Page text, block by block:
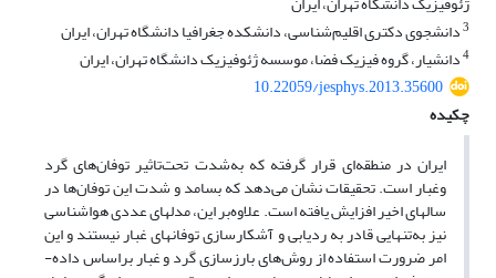
3دانشجوی دکتری اقلیم‌شناسی، دانشکده جغرافیا دانشگاه تهران، ایران
4دانشیار، گروه فیزیک فضا، موسسه ژئوفیزیک دانشگاه تهران، ایران
10.22059/jesphys.2013.35600
چکیده
ایران در منطقه‌ای قرار گرفته که به‌شدت تحت‌تاثیر توفان‌های گرد
وغبار است. تحقیقات نشان می‌دهد که بسامد و شدت این توفان‌ها در
سال­های اخیر افزایش یافته است. علاوه‌بر این، مدل­های عددی هواشناسی
نیز به‌تنهایی قادر به ردیابی و آشکارسازی توفان­های غبار نیستند و این
امر ضرورت استفاده از روش‌‌‌های بارزسازی گرد و غبار براساس داده­